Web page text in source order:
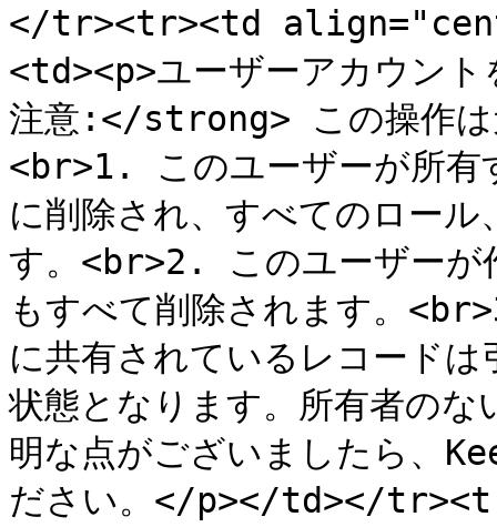
</tr><tr><td
<td><p>ユーザーアカウン
注意:</strong> この操作は
<br>1. このユーザーが所有
に削除され、すべてのロー
す。<br>2. このユーザーが
もすべて削除されます。
に共有されているレコード
状態となります。所有者の
明な点がございましたら、
ださい。</p></td></